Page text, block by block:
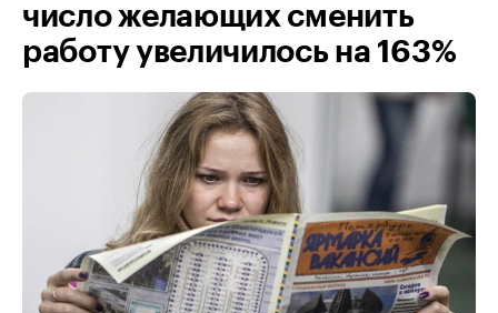
число желающих сменить
работу увеличилось на 163%